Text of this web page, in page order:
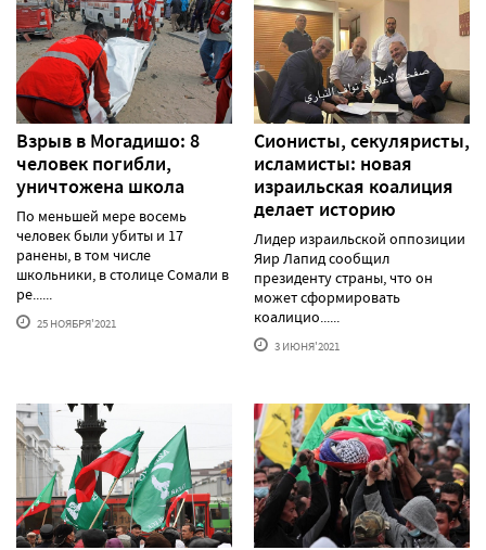
Взрыв в Могадишо: 8
человек погибли,
уничтожена школа
По меньшей мере восемь
человек были убиты и 17
ранены, в том числе
школьники, в столице Сомали в
ре......
25 НОЯБРЯ'2021
Сионисты, секуляристы,
исламисты: новая
израильская коалиция
делает историю
Лидер израильской оппозиции
Яир Лапид сообщил
президенту страны, что он
может сформировать
коалицио......
3 ИЮНЯ'2021